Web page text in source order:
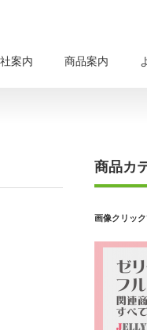
案内 商品案内
商品カ
画像クリッ